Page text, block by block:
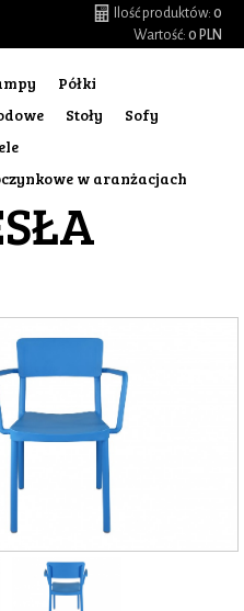
Ilość produktów: 0
Wartość: 0 PLN
Półki
Stoły
Sofy
w aranżacjach